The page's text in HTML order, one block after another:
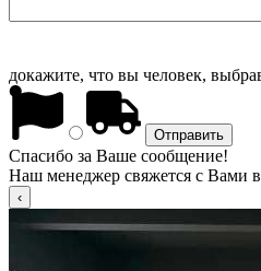
докажите, что вы человек,
Спасибо за Ваше сообщение!
Наш менеджер свяжется с Вами